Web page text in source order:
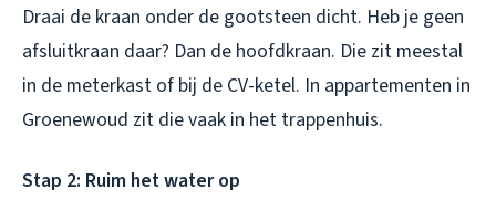
Draai de kraan onder de gootsteen dicht. Heb je geen
afsluitkraan daar? Dan de hoofdkraan. Die zit meestal
in de meterkast of bij de CV-ketel. In appartementen in
Groenewoud zit die vaak in het trappenhuis.
Stap 2: Ruim het water op